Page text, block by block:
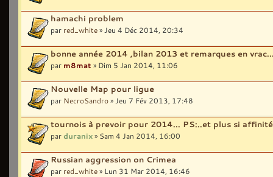
hamachi problem
par red_white» Jeu 4 Déc 2014, 20:34
bonne année 2014 ,bilan 2013 et remarques en
par m8mat » Dim 5 Jan 2014, 11:06
Nouvelle Map pour ligue
par NecroSandro» Jeu 7 Fév 2013, 17:48
tournois à prevoir pour 2014... PS:..et plus si
parduranix» Sam 4 Jan 2014, 16:00
Russian aggression on Crimea
par red_white» Lun 31 Mar 2014, 16:46